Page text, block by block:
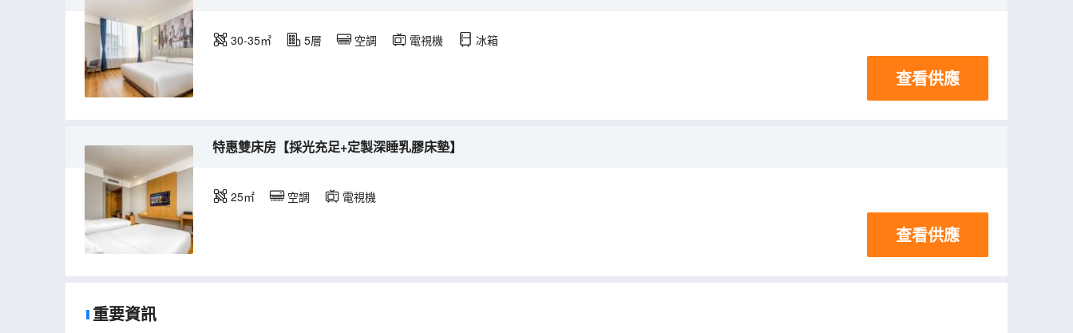
30-35㎡ 5層 空調 電視機 冰箱
查看供應
特惠雙床房【採光充足+定製深睡乳膠床墊】
25㎡ 空調 電視機
查看供應
重要資訊